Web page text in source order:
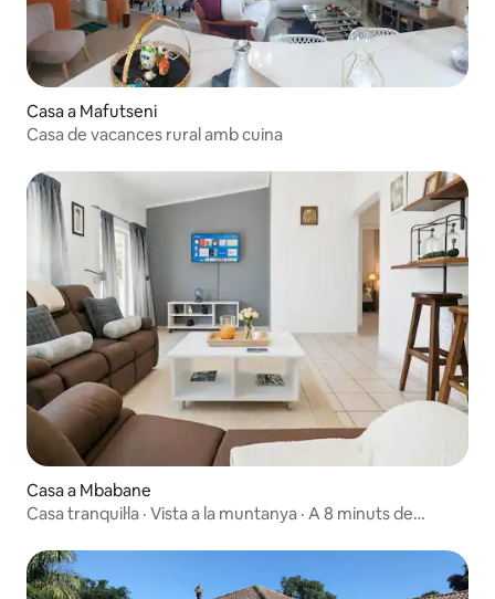
Casa a Mafutseni
Casa de vacances rural amb cuina
Casa a Mbabane
Casa tranquil·la · Vista a la muntanya · A 8 minuts de